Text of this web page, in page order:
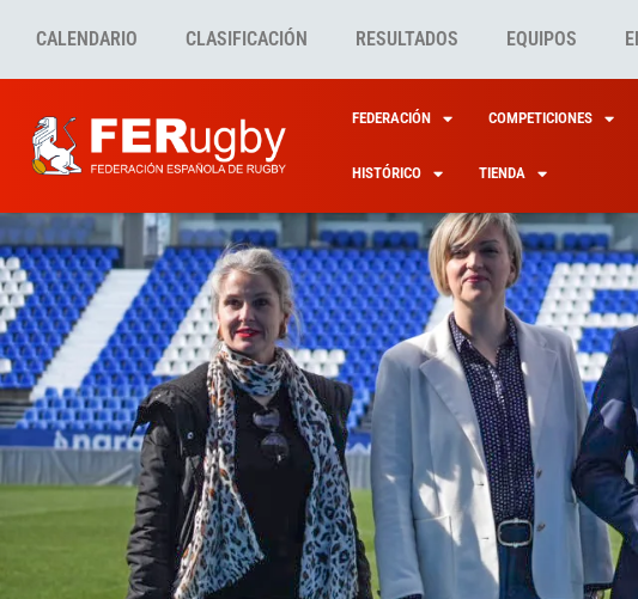
CALENDARIO CLASIFICACIÓN RESULTADOS EQUIPOS
FEDERACIÓN COMPETICIONES
HISTÓRICO TIENDA